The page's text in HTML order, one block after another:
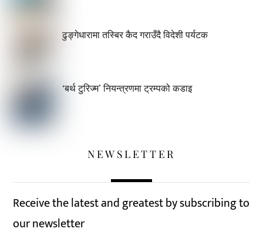
ढुङ्गेधारामा तस्बिर कैद गराउँदै विदेशी पर्यटक
‘बर्थ टुरिज्म’ नियन्त्रणमा ट्रम्पको कडाइ
NEWSLETTER
Receive the latest and greatest by subscribing to
our newsletter